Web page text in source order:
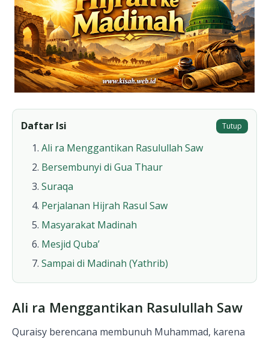
Daftar Isi Tutup
Ali ra Menggantikan Rasulullah Saw
Bersembunyi di Gua Thaur
Suraqa
Perjalanan Hijrah Rasul Saw
Masyarakat Madinah
Mesjid Quba’
Sampai di Madinah (Yathrib)
Ali ra Menggantikan Rasulullah Saw
Quraisy berencana membunuh Muhammad, karena